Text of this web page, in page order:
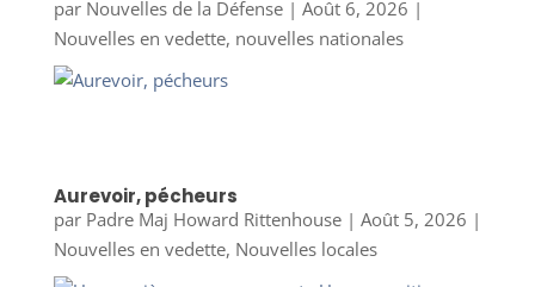
par Nouvelles de la Défense| Août 6, 2026 |
Nouvelles en vedette, nouvelles nationales
Aurevoir, pécheurs
par Padre Maj Howard Rittenhouse| Août 5, 2026 |
Nouvelles en vedette, Nouvelles locales